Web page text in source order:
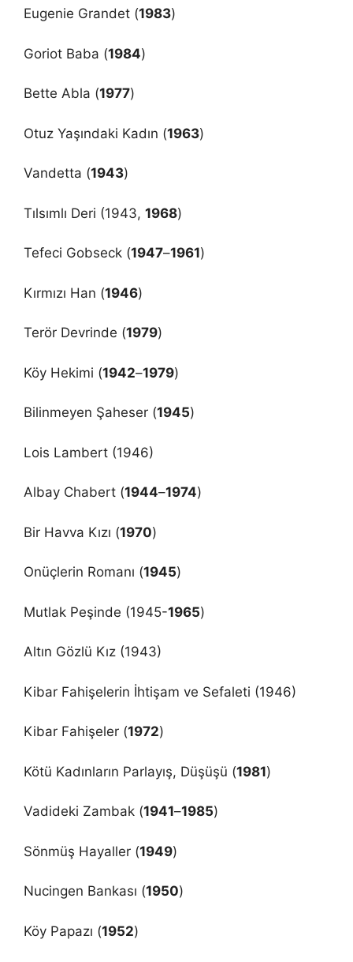
Eugenie Grandet (1983)
Goriot Baba (1984)
Bette Abla (1977)
Otuz Yaşındaki Kadın (1963)
Vandetta (1943)
Tılsımlı Deri (1943, 1968)
Tefeci Gobseck (1947–1961)
Kırmızı Han (1946)
Terör Devrinde (1979)
Köy Hekimi (1942–1979)
Bilinmeyen Şaheser (1945)
Lois Lambert (1946)
Albay Chabert (1944–1974)
Bir Havva Kızı (1970)
Onüçlerin Romanı (1945)
Mutlak Peşinde (1945-1965)
Altın Gözlü Kız (1943)
Kibar Fahişelerin İhtişam ve Sefaleti (1946)
Kibar Fahişeler (1972)
Kötü Kadınların Parlayış, Düşüşü (1981)
Vadideki Zambak (1941–1985)
Sönmüş Hayaller (1949)
Nucingen Bankası (1950)
Köy Papazı (1952)